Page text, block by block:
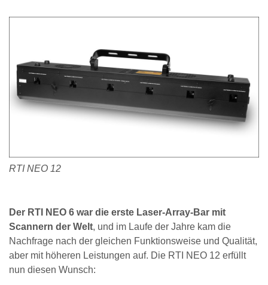
RTI NEO 12
Der RTI NEO 6 war die erste Laser-Array-Bar mit
Scannern der Welt, und im Laufe der Jahre kam die
Nachfrage nach der gleichen Funktionsweise und Qualität,
aber mit höheren Leistungen auf. Die RTI NEO 12 erfüllt
nun diesen Wunsch: